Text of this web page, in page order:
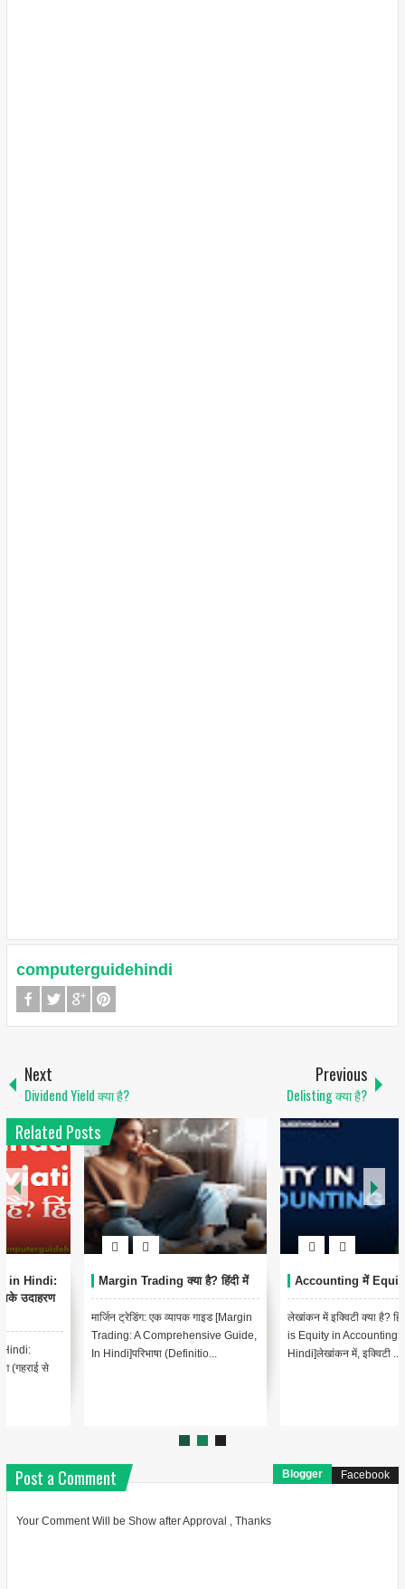
computerguidehindi
Next
Dividend Yield क्या है?
Previous
Delisting क्या है?
Related Posts
Margin Trading क्या है? हिंदी में
मार्जिन ट्रेडिंग: एक व्यापक गाइड [Margin
Trading: A Comprehensive Guide,
In Hindi]परिभाषा (Definitio...
Accounting में Equity क्या है?
लेखांकन में इक्विटी क्या है? हिंदी में [What
is Equity in Accounting? In
Hindi]लेखांकन में, इक्विटी ...
Post a Comment Blogger Facebook
Your Comment Will be Show after Approval , Thanks